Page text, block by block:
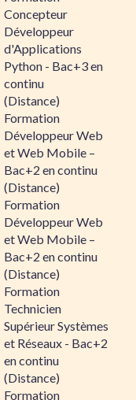
Concepteur
Développeur
d'Applications
Python - Bac+3 en
continu
(Distance)
Formation
Développeur Web
et Web Mobile –
Bac+2 en continu
(Distance)
Formation
Développeur Web
et Web Mobile –
Bac+2 en continu
(Distance)
Formation
Technicien
Supérieur Systèmes
et Réseaux - Bac+2
en continu
(Distance)
Formation